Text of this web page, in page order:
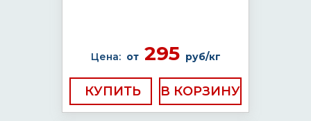
Цена: от295 руб/кг
КУПИТЬ